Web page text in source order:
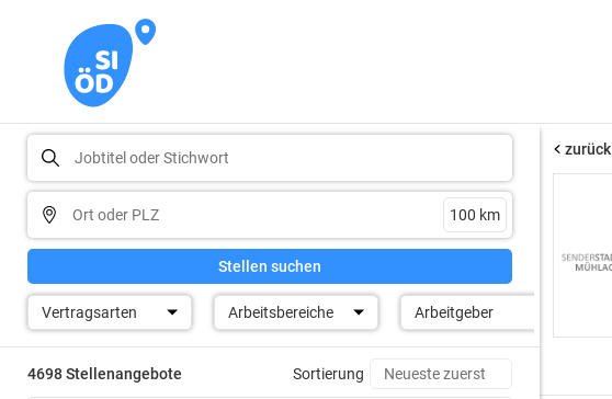
Stellen suchen
Vertragsarten Arbeitsbereiche Arbeitgeber
4698 Stellenangebote Sortierung
zurück